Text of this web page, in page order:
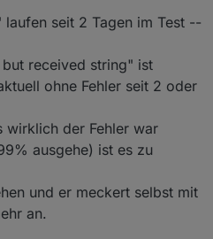
seit 2 Tagen im Test --
received string" ist
ohne Fehler seit 2 oder
wirklich der Fehler war
ausgehe) ist es zu
und er meckert selbst mit
an.